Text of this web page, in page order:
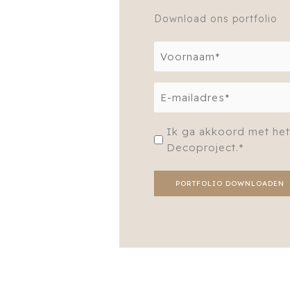
Download ons portfolio
Voornaam
mailadres*
Privacybeleid(Vereist)
Ik ga akkoord met het
Decoproject.*
PORTFOLIO DOWNLOADEN